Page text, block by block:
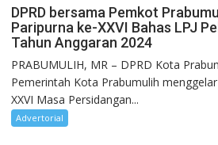
DPRD bersama Pemkot
Paripurna ke-XXVI Bahas LPJ
Tahun Anggaran 2024
PRABUMULIH, MR – DPRD Kota
Pemerintah Kota Prabumulih
XXVI Masa Persidangan...
Advertorial